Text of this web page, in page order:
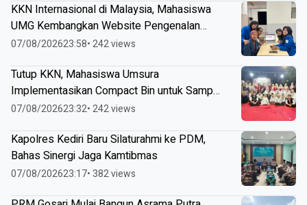
KKN Internasional di Malaysia, Mahasiswa
UMG Kembangkan Website Pengenalan
Budaya Indonesia
07/08/202623:58• 242 views
Tutup KKN, Mahasiswa Umsura
Implementasikan Compact Bin untuk Sampah
Anorganik di Ketabang
07/08/202623:32• 242 views
Kapolres Kediri Baru Silaturahmi ke PDM,
Bahas Sinergi Jaga Kamtibmas
07/08/202623:17• 382 views